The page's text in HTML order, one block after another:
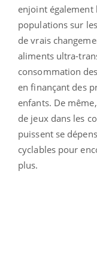
enjoint également
populations sur
de vrais
aliments ultra-
consommation
en finançant des
enfants. De
de jeux dans les
puissent se
cyclables pour
plus.